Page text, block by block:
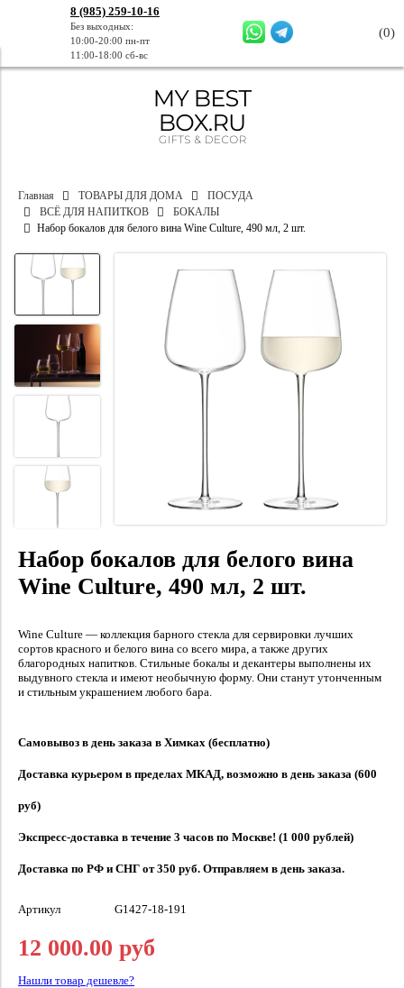
8 (985) 259-10-16
Без выходных:
10:00-20:00 пн-пт
11:00-18:00 сб-вс
(0)
Главная ТОВАРЫ ДЛЯ ДОМА
ПОСУДА
ВСЁ ДЛЯ НАПИТКОВ
БОКАЛЫ
Набор бокалов для белого вина Wine Culture, 490 мл, 2 шт.
Набор бокалов для белого вина
Wine Culture, 490 мл, 2 шт.
Wine Culture — коллекция барного стекла для сервировки лучших
сортов красного и белого вина со всего мира, а также других
благородных напитков. Стильные бокалы и декантеры выполнены их
выдувного стекла и имеют необычную форму. Они станут утонченным
и стильным украшением любого бара.
Самовывоз в день заказа в Химках (бесплатно)
Доставка курьером в пределах МКАД, возможно в день заказа (600
руб)
Экспресс-доставка в течение 3 часов по Москве! (1 000 рублей)
Доставка по РФ и СНГ от 350 руб. Отправляем в день заказа.
Артикул G1427-18-191
12 000.00 руб
Нашли товар дешевле?